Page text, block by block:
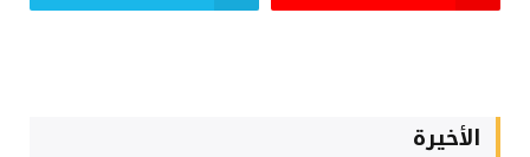
الأخيرة